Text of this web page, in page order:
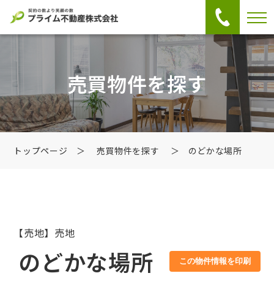
売買物件を探す
トップページ ＞ 売買物件を探す ＞ のどかな場所
【売地】売地
のどかな場所 この物件情報を印刷